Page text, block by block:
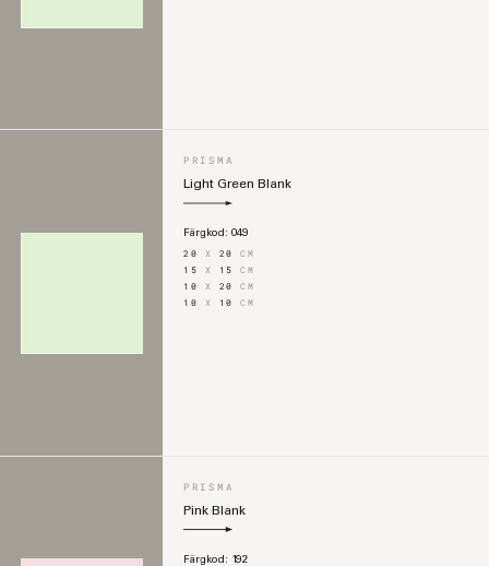
PRISMA
Light Green Blank
Färgkod: 049
20 X 20CM
15 X 15CM
10 X 20CM
10 X 10CM
PRISMA
Pink Blank
Färgkod: 192